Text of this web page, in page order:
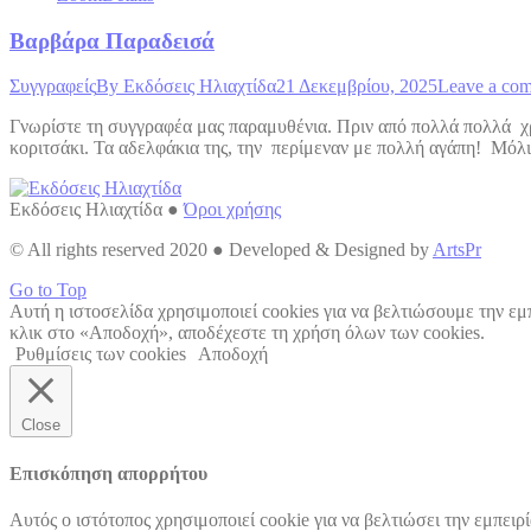
Βαρβάρα Παραδεισά
ΣυγγραφείςBy Εκδόσεις Ηλιαχτίδα21 Δεκεμβρίου, 2025Leave a
Γνωρίστε τη συγγραφέα μας παραμυθένια. Πριν από πολλά πολλά
κοριτσάκι. Τα αδελφάκια της, την περίμεναν με πολλή αγάπη!
Εκδόσεις Ηλιαχτίδα ●Όροι χρήσης
© All rights reserved 2020 ● Developed & Designed by ArtsPr
Go to Top
Αυτή η ιστοσελίδα χρησιμοποιεί cookies για να βελτιώσουμε την
κλικ στο «Αποδοχή», αποδέχεστε τη χρήση όλων των cookies.
Ρυθμίσεις των cookies
Αποδοχή
Close
Επισκόπηση απορρήτου
Αυτός ο ιστότοπος χρησιμοποιεί cookie για να βελτιώσει την